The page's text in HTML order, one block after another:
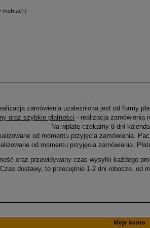
meblach)
zamówienia uzależniona jest od formy
oraz szybkie płatności - realizacja zamówienia
Na wpłatę czekamy 8 dni
od momentu przyjęcia zamówienia.
od momentu przyjęcia zamówienia.
oraz przewidywany czas wysyłki każdego
Czas dostawy, to przeciętnie 1-2 dni robocze, od
Moje konto